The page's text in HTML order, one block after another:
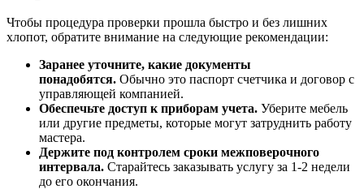
Чтобы процедура проверки прошла быстро и без лишних
хлопот, обратите внимание на следующие рекомендации:
Заранее уточните, какие документы
понадобятся. Обычно это паспорт счетчика и договор с
управляющей компанией.
Обеспечьте доступ к приборам учета. Уберите мебель
или другие предметы, которые могут затруднить работу
мастера.
Держите под контролем сроки межповерочного
интервала. Старайтесь заказывать услугу за 1-2 недели
до его окончания.